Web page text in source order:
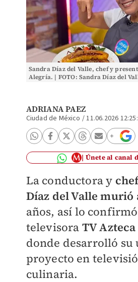
Sandra Díaz del Valle, chef y
Alegría. | FOTO: Sandra Díaz del
ADRIANA PAEZ
Ciudad de México /11.06.2026
Únete al canal
La conductora y
Díaz del Valle murió
años, así lo
televisora TV
donde desarrolló su
proyecto en
culinaria.